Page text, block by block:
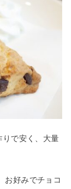
で安く、大量
お好みでチョコ